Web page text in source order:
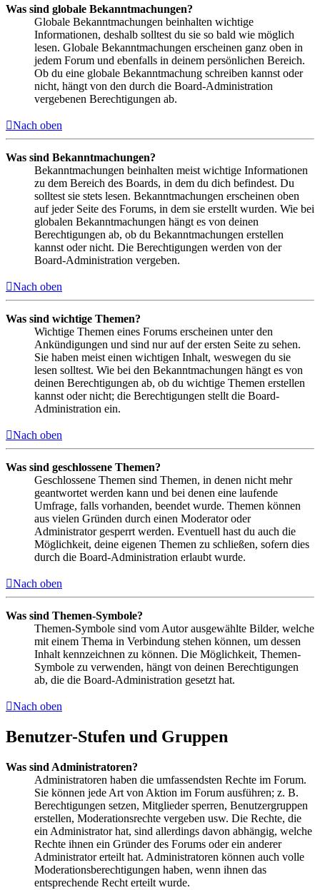
Was sind globale Bekanntmachungen?
Globale Bekanntmachungen beinhalten wichtige
Informationen, deshalb solltest du sie so bald wie möglich
lesen. Globale Bekanntmachungen erscheinen ganz oben in
jedem Forum und ebenfalls in deinem persönlichen Bereich.
Ob du eine globale Bekanntmachung schreiben kannst oder
nicht, hängt von den durch die Board-Administration
vergebenen Berechtigungen ab.
Nach oben
Was sind Bekanntmachungen?
Bekanntmachungen beinhalten meist wichtige Informationen
zu dem Bereich des Boards, in dem du dich befindest. Du
solltest sie stets lesen. Bekanntmachungen erscheinen oben
auf jeder Seite des Forums, in dem sie erstellt wurden. Wie bei
globalen Bekanntmachungen hängt es von deinen
Berechtigungen ab, ob du Bekanntmachungen erstellen
kannst oder nicht. Die Berechtigungen werden von der
Board-Administration vergeben.
Nach oben
Was sind wichtige Themen?
Wichtige Themen eines Forums erscheinen unter den
Ankündigungen und sind nur auf der ersten Seite zu sehen.
Sie haben meist einen wichtigen Inhalt, weswegen du sie
lesen solltest. Wie bei den Bekanntmachungen hängt es von
deinen Berechtigungen ab, ob du wichtige Themen erstellen
kannst oder nicht; die Berechtigungen stellt die Board-
Administration ein.
Nach oben
Was sind geschlossene Themen?
Geschlossene Themen sind Themen, in denen nicht mehr
geantwortet werden kann und bei denen eine laufende
Umfrage, falls vorhanden, beendet wurde. Themen können
aus vielen Gründen durch einen Moderator oder
Administrator gesperrt werden. Eventuell hast du auch die
Möglichkeit, deine eigenen Themen zu schließen, sofern dies
durch die Board-Administration erlaubt wurde.
Nach oben
Was sind Themen-Symbole?
Themen-Symbole sind vom Autor ausgewählte Bilder, welche
mit einem Thema in Verbindung stehen können, um dessen
Inhalt kennzeichnen zu können. Die Möglichkeit, Themen-
Symbole zu verwenden, hängt von deinen Berechtigungen
ab, die die Board-Administration gesetzt hat.
Nach oben
Benutzer-Stufen und Gruppen
Was sind Administratoren?
Administratoren haben die umfassendsten Rechte im Forum.
Sie können jede Art von Aktion im Forum ausführen; z. B.
Berechtigungen setzen, Mitglieder sperren, Benutzergruppen
erstellen, Moderationsrechte vergeben usw. Die Rechte, die
ein Administrator hat, sind allerdings davon abhängig, welche
Rechte ihnen ein Gründer des Forums oder ein anderer
Administrator erteilt hat. Administratoren können auch volle
Moderationsberechtigungen haben, wenn ihnen das
entsprechende Recht erteilt wurde.